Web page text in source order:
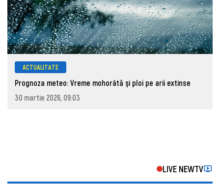
ACTUALITATE
Prognoza meteo: Vreme mohorâtă şi ploi pe arii extinse
30 martie 2026, 09:03
LIVE NEWTV